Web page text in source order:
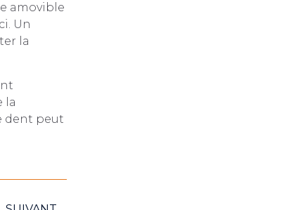
amovible
Un
la
la
dent peut